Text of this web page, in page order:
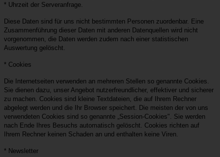
* Uhrzeit der Serveranfrage.
Diese Daten sind für uns nicht bestimmten Personen zuordenbar. Eine
Zusammenführung dieser Daten mit anderen Datenquellen wird nicht
vorgenommen, die Daten werden zudem nach einer statistischen
Auswertung gelöscht.
* Cookies
Die Internetseiten verwenden an mehreren Stellen so genannte Cookies.
Sie dienen dazu, unser Angebot nutzerfreundlicher, effektiver und sicherer
zu machen. Cookies sind kleine Textdateien, die auf Ihrem Rechner
abgelegt werden und die Ihr Browser speichert. Die meisten der von uns
verwendeten Cookies sind so genannte „Session-Cookies". Sie werden
nach Ende Ihres Besuchs automatisch gelöscht. Cookies richten auf
Ihrem Rechner keinen Schaden an und enthalten keine Viren.
* Newsletter